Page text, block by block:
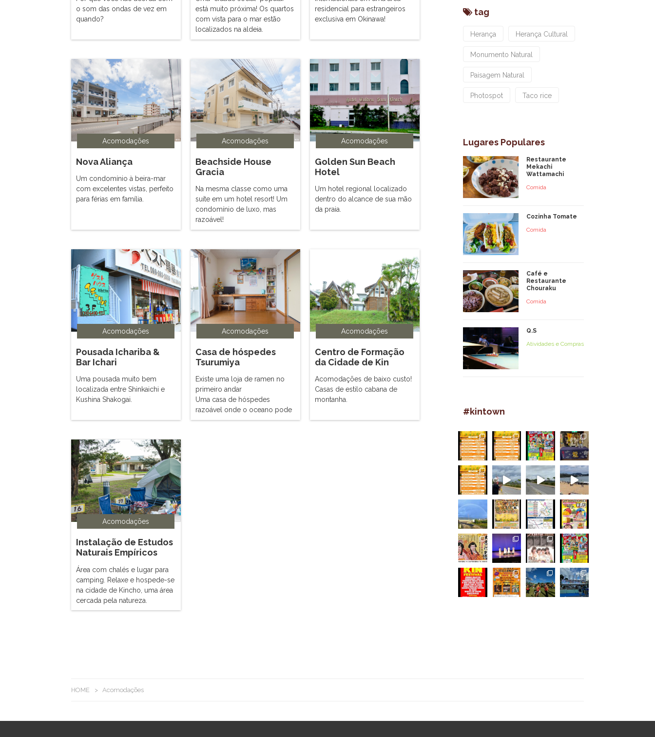
o som das ondas de vez em
quando?
está muito próxima! Os quartos
com vista para o mar estão
localizados na aldeia.
residencial para estrangeiros
exclusiva em Okinawa!
Acomodações
Nova Aliança
Um condomínio à beira-mar
com excelentes vistas, perfeito
para férias em família.
Acomodações
Beachside House
Gracia
Na mesma classe como uma
suíte em um hotel resort! Um
condomínio de luxo, mas
razoável!
Acomodações
Golden Sun Beach
Hotel
Um hotel regional localizado
dentro do alcance de sua mão
da praia.
Acomodações
Pousada Ichariba &
Bar Ichari
Uma pousada muito bem
localizada entre Shinkaichi e
Kushina Shakogai.
Acomodações
Casa de hóspedes
Tsurumiya
Existe uma loja de ramen no
primeiro andar
Uma casa de hóspedes
razoável onde o oceano pode
ser visto do terraço.
Acomodações
Centro de Formação
da Cidade de Kin
Acomodações de baixo custo!
Casas de estilo cabana de
montanha.
Acomodações
Instalação de Estudos
Naturais Empíricos
Gakushuu Shisetsu)
Área com chalés e lugar para
camping. Relaxe e hospede-se
na cidade de Kincho, uma área
cercada pela natureza.
tag
Herança Herança Cultural
Monumento Natural
Paisagem Natural
Photospot Taco rice
Lugares Populares
Restaurante
Mekachi
Wattamachi
Comida
Cozinha Tomate
Comida
Café e
Restaurante
Chouraku
Comida
Q.S
Atividades e Compras
#kintown
HOME > Acomodações